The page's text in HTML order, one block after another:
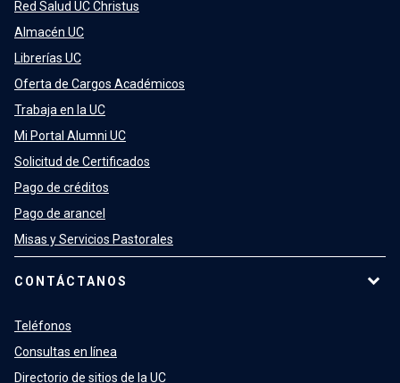
Red Salud UC Christus
Almacén UC
Librerías UC
Oferta de Cargos Académicos
Trabaja en la UC
Mi Portal Alumni UC
Solicitud de Certificados
Pago de créditos
Pago de arancel
Misas y Servicios Pastorales
CONTÁCTANOS
Teléfonos
Consultas en línea
Directorio de sitios de la UC